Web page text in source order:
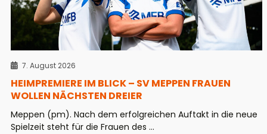
7. August 2026
HEIMPREMIERE IM BLICK – SV MEPPEN FRAUEN
WOLLEN NÄCHSTEN DREIER
Meppen (pm). Nach dem erfolgreichen Auftakt in die neue
Spielzeit steht für die Frauen des ...